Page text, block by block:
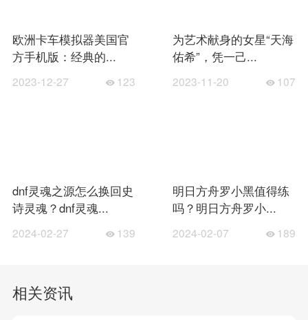
欧洲卡车模拟器美国官
方手机版：经典的...
2023-12-27 123
为艺术献身的女星“天海
佑希”，凭一己...
2023-11-20 107
dnf灵魂之源怎么换回史
诗灵魂？dnf灵魂...
2024-02-27 139
明日方舟罗小黑值得练
吗？明日方舟罗小...
2024-02-07 189
相关资讯